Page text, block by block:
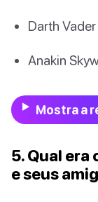
Darth Vader
Anakin
Mostra a
5. Qual era
e seus